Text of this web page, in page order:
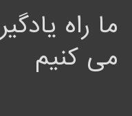
ما راه
می کنیم